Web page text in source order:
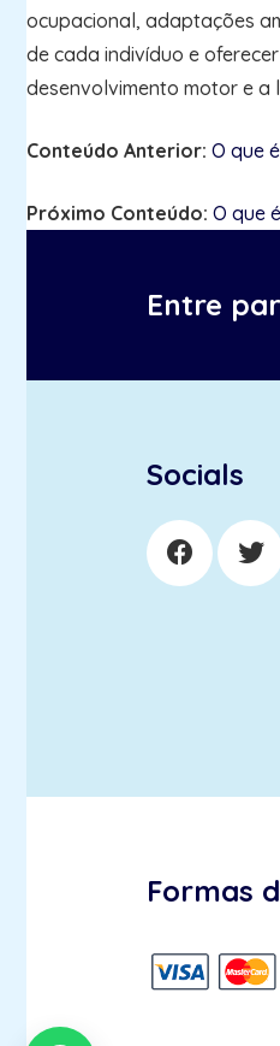
ocupacional, adaptações
de cada indivíduo e
desenvolvimento motor e a
Conteúdo Anterior: O que
Próximo Conteúdo: O que
Entre
Socials
Formas